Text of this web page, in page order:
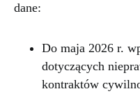
dane:
Do maja 2026 r.
dotyczących
kontraktów